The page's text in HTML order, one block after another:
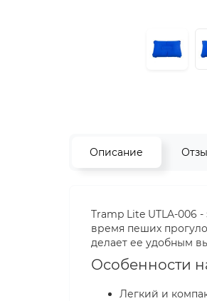
Описание
Tramp Lite UTLA-006
время пеших
делает ее удобным
Особенности
Легкий и